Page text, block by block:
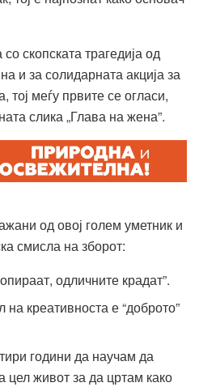
скопската трагедија од
и за солидарната акција за
меѓу првите се огласи,
слика „Глава на жена”.
од овој голем уметник и
смисла на зборот:
одличните крадат”.
на креативноста е “доброто”
години да научам да
цел живот за да цртам како